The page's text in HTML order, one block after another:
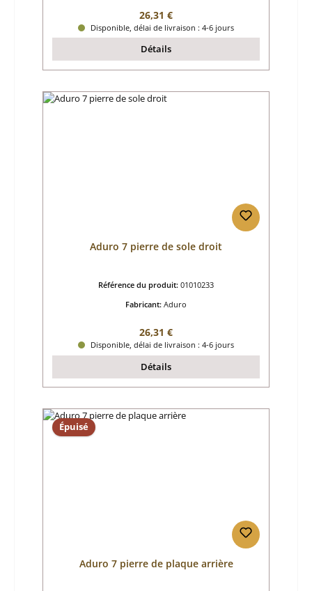
Prix régulier :
26,31 €
Disponible, délai de livraison : 4-6 jours
Détails
Aduro 7 pierre de sole droit
Référence du produit: 01010233
Fabricant: Aduro
Prix régulier :
26,31 €
Disponible, délai de livraison : 4-6 jours
Détails
Épuisé
Aduro 7 pierre de plaque arrière